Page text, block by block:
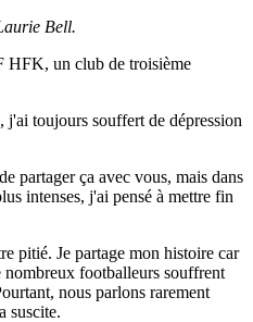
Bell.
HFK, un club de troisième
toujours souffert de dépression
partager ça avec vous, mais dans
intenses, j'ai pensé à mettre fin
pitié. Je partage mon histoire car
nombreux footballeurs souffrent
nous parlons rarement
suscite.